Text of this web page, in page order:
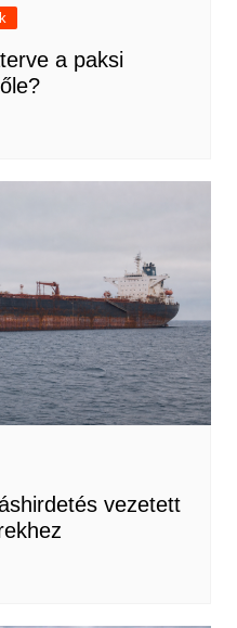
a paksi
vezetett